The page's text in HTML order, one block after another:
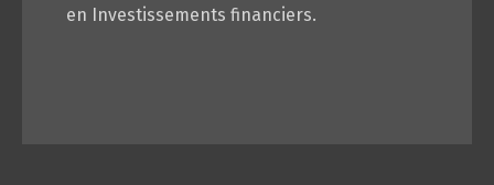
en Investissements financiers.